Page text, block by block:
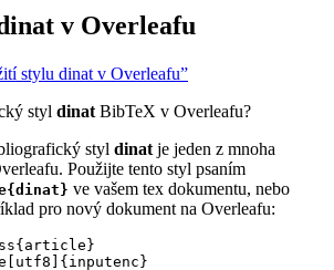
v Overleafu
stylu dinat v Overleafu”
styl dinatBibTeX v Overleafu?
styl dinatje jeden z mnoha
Použijte tento styl psaním
ve vašem tex dokumentu, nebo
pro nový dokument na Overleafu:
{ article }
utf8 ]{ inputenc }